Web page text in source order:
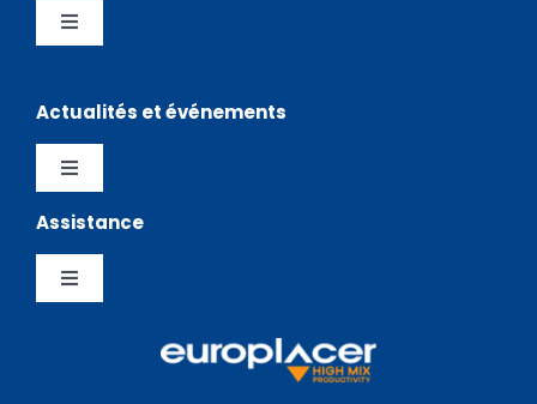
Sérigraphies
Logiciels
Chargeurs
Toggle
Distributeurs
Actualités et événements
Toggle
Navigation
Testimonials
News Hub
Assistance
Toggle
Centre de Support